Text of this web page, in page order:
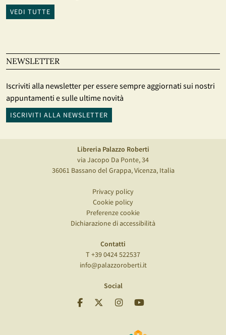
VEDI TUTTE
NEWSLETTER
Iscriviti alla newsletter per essere sempre aggiornati sui nostri
appuntamenti e sulle ultime novità
ISCRIVITI ALLA NEWSLETTER
Libreria Palazzo Roberti
via Jacopo Da Ponte, 34
36061 Bassano del Grappa, Vicenza, Italia
Privacy policy
Cookie policy
Preferenze cookie
Dichiarazione di accessibilità
Contatti
T +39 0424 522537
info@palazzoroberti.it
Social